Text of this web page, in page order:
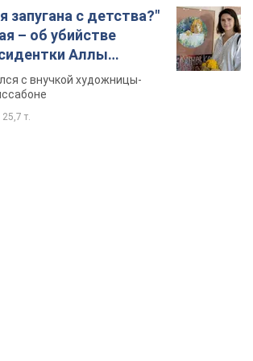
запугана с детства?"
– об убийстве
Аллы
сына Стуса и
с пятью
с внучкой художницы-
25,7 т.